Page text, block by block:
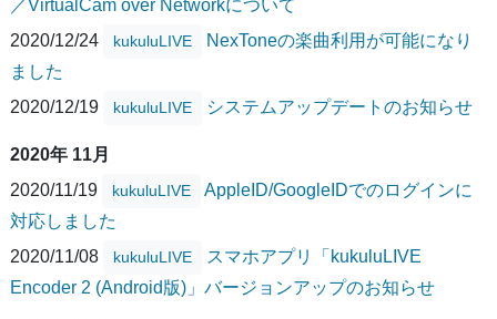
／VirtualCam over Networkについて
2020/12/24
kukuluLIVE
NexToneの楽曲利用が可能になり
ました
2020/12/19
kukuluLIVE システムアップデートのお知らせ
2020年 11月
2020/11/19
kukuluLIVE
AppleID/GoogleIDでのログインに
対応しました
2020/11/08
kukuluLIVE
スマホアプリ「kukuluLIVE
Encoder 2 (Android版)」バージョンアップのお知らせ